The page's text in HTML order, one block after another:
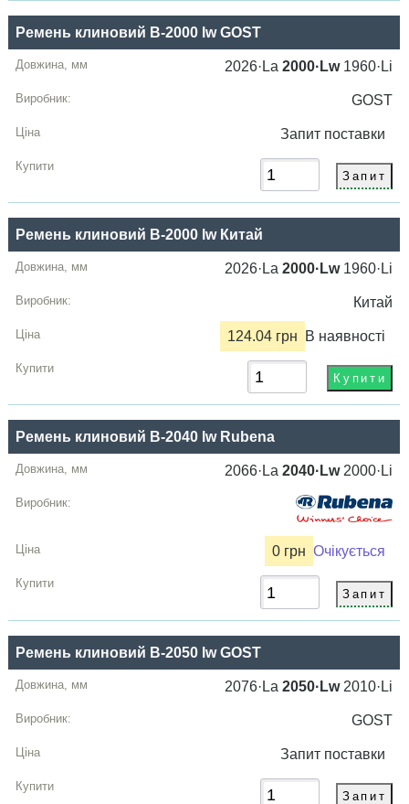
Ремень клиновий B-2000 lw GOST
2026·La2000·Lw1960·Li
GOST
Запит поставки
Ремень клиновий B-2000 lw Китай
2026·La2000·Lw1960·Li
Китай
124.04 грн В наявності
Ремень клиновий B-2040 lw Rubena
2066·La2040·Lw2000·Li
0 грн Очікується
Ремень клиновий B-2050 lw GOST
2076·La2050·Lw2010·Li
GOST
Запит поставки